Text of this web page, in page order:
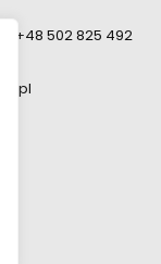
+48 502 825 492